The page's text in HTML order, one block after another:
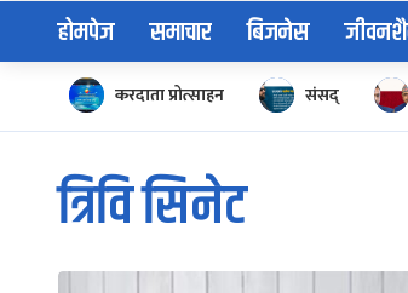
होमपेज समाचार बिजनेस
करदाता प्रोत्साहन संसद्
त्रिवि सिनेट